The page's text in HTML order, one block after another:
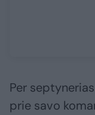
Per
prie savo